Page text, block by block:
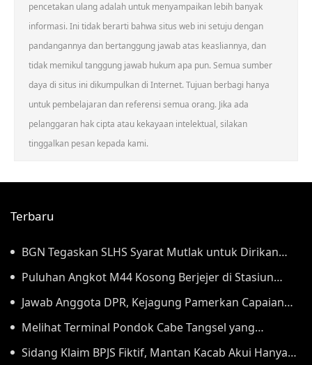
pencetakan ulang adalah untuk menyampaikan lebih banyak
informasi. Ini tidak berarti bahwa situs web ini setuju dengan
pandangannya dan bertanggung jawab atas keasliannya, dan
tidak memikul tanggung jawab hukum apa pun. Semua sumber
daya di situs ini dikumpulkan di Internet. Tujuan berbagi hanya
untuk pembelajaran dan referensi semua orang. Jika ada
pelanggaran hak cipta atau kekayaan intelektual, silakan
tinggalkan pesan kepada kami.
Terbaru
BGN Tegaskan SLHS Syarat Mutlak untuk Dirikan
SPPG, Bukan Administratif
Puluhan Angkot M44 Kosong Berjejer di Stasiun
Tebet, Sopirnya Demo di Balai Kota Jakarta
Jawab Anggota DPR, Kejagung Pamerkan Capaian
Badan Pemulihan Aset
Melihat Terminal Pondok Cabe Tangsel yang
Mendadak Viral Usai Jadi Lokasi Syuting No Na
Sidang Klaim BPJS Fiktif, Mantan Kacab Akui Hanya